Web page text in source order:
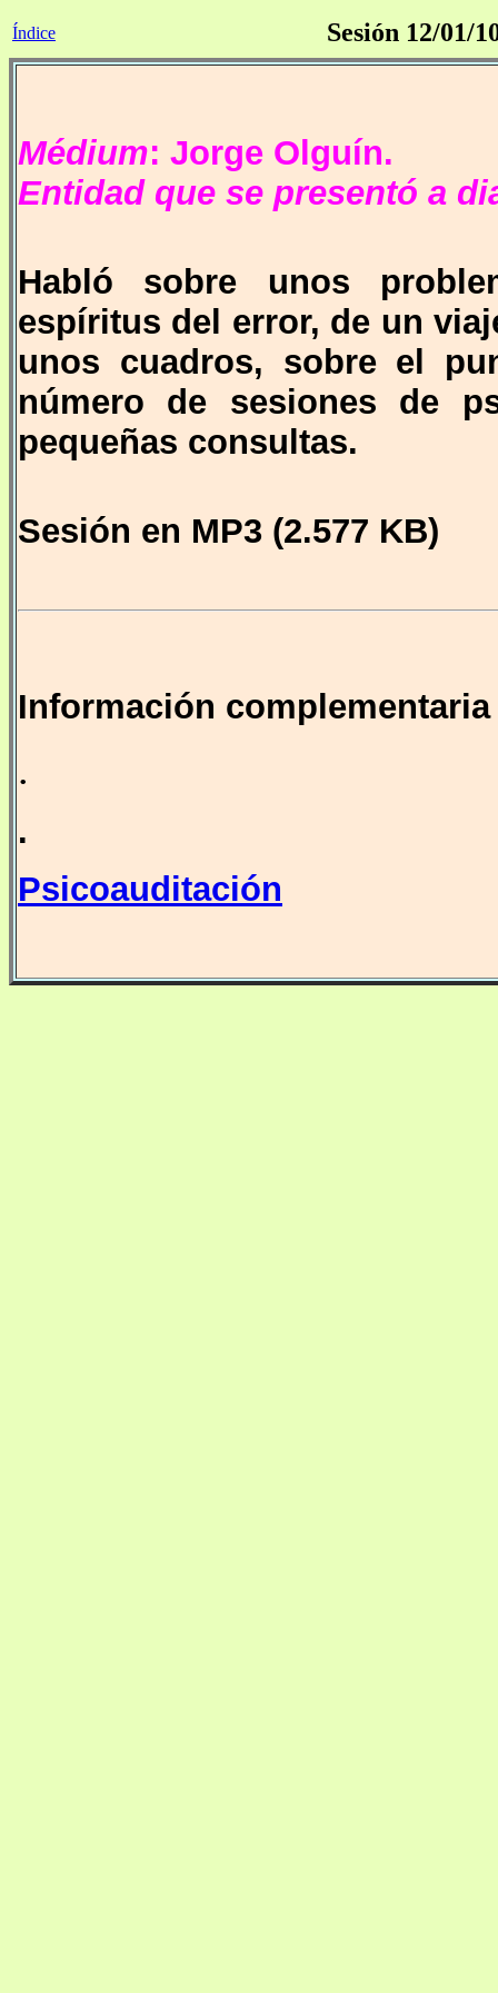
Índice Sesión 12/01/
Médium: Jorge Olguín.
Entidad que se presentó a
Habló sobre unos
espíritus del error, de un
unos cuadros, sobre el
número de sesiones de
pequeñas consultas.
Sesión en MP3 (2.577 KB)
Información complementaria
.
.
Psicoauditación